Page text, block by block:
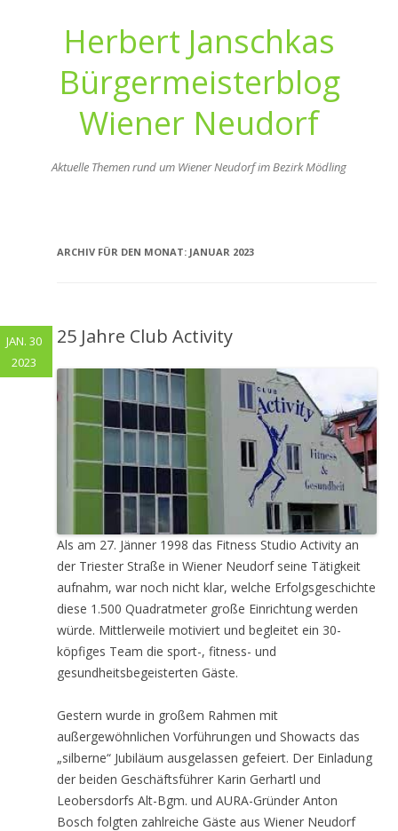
Herbert Janschkas
Bürgermeisterblog
Wiener Neudorf
Aktuelle Themen rund um Wiener Neudorf im Bezirk Mödling
ARCHIV FÜR DEN MONAT: JANUAR 2023
25 Jahre Club Activity
Als am 27. Jänner 1998 das Fitness Studio Activity an
der Triester Straße in Wiener Neudorf seine Tätigkeit
aufnahm, war noch nicht klar, welche Erfolgsgeschichte
diese 1.500 Quadratmeter große Einrichtung werden
würde. Mittlerweile motiviert und begleitet ein 30-
köpfiges Team die sport-, fitness- und
gesundheitsbegeisterten Gäste.
Gestern wurde in großem Rahmen mit
außergewöhnlichen Vorführungen und Showacts das
„silberne“ Jubiläum ausgelassen gefeiert. Der Einladung
der beiden Geschäftsführer Karin Gerhartl und
Leobersdorfs Alt-Bgm. und AURA-Gründer Anton
Bosch folgten zahlreiche Gäste aus Wiener Neudorf
JAN. 30
2023